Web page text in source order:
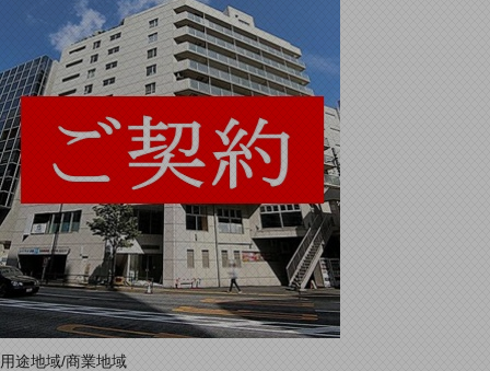
用途地域/商業地域